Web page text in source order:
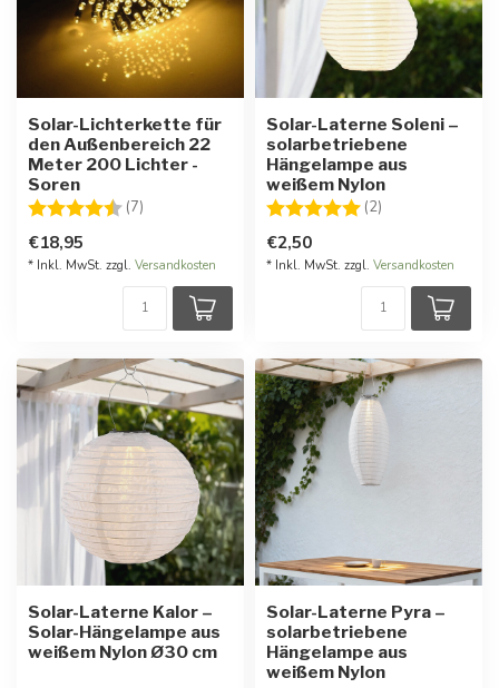
Solar-Lichterkette für
den Außenbereich 22
Meter 200 Lichter -
Soren
Bewertung:
(7) 4.7 von 5 Sternen
€18,95
* Inkl. MwSt. zzgl. Versandkosten
Solar-Laterne Soleni –
solarbetriebene
Hängelampe aus
weißem Nylon
Bewertung:
(2)
€2,50
* Inkl. MwSt. zzgl. Versandkosten
Solar-Laterne Kalor –
Solar-Hängelampe aus
weißem Nylon Ø30 cm
Solar-Laterne Pyra –
solarbetriebene
Hängelampe aus
weißem Nylon